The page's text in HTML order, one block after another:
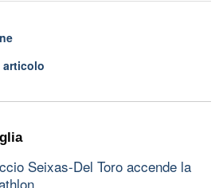
Seixas-Del Toro accende la